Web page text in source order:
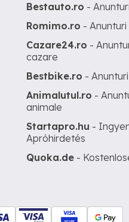
Bestauto.ro -
Romimo.ro -
Cazare24.ro -
cazare
Bestbike.ro -
Animalutul.ro -
animale
Startapro.hu -
Apróhirdetés
Quoka.de -